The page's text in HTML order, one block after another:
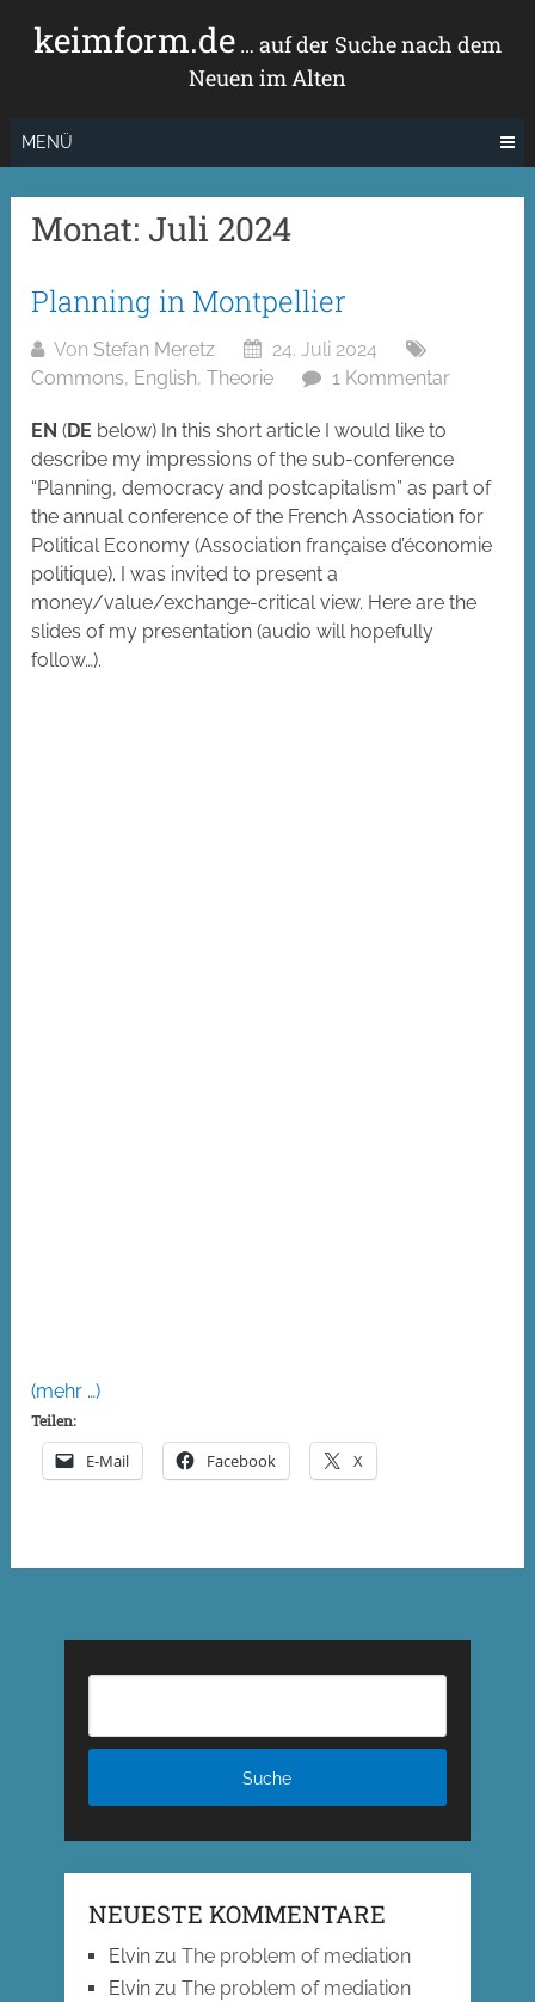
Inhaltkeimform.de… auf der Suche nach dem
Neuen im Alten
MENÜ
Monat: Juli 2024
Planning in Montpellier
Von Stefan Meretz
24. Juli 2024
Commons, English,Theorie 1 Kommentar
EN (DE below) In this short article I would like to
describe my impressions of the sub-conference
“Planning, democracy and postcapitalism” as part of
the annual conference of the French Association for
Political Economy (Association française d’économie
politique). I was invited to present a
money/value/exchange-critical view. Here are the
slides of my presentation (audio will hopefully
follow…).
(mehr …)
Teilen:
E-Mail Facebook X
NEUESTE KOMMENTARE
Elvinzu The problem of mediation
Elvinzu The problem of mediation